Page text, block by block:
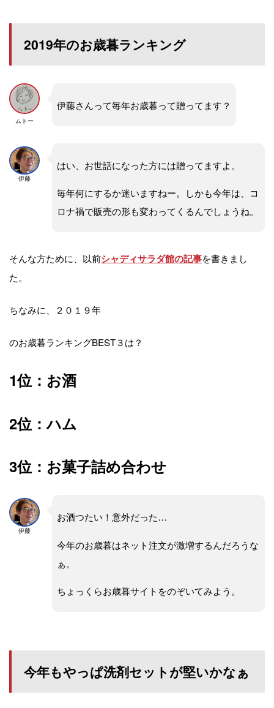
2019年のお歳暮ランキング
ムトー
伊藤さんって毎年お歳暮って贈ってます？
伊藤
はい、お世話になった方には贈ってますよ。
毎年何にするか迷いますねー。しかも今年は、コ
ロナ禍で販売の形も変わってくるんでしょうね。
そんな方ために、以前シャディサラダ館の記事を書きまし
た。
ちなみに、２０１９年
のお歳暮ランキングBEST３は？
1位：お酒
2位：ハム
3位：お菓子詰め合わせ
伊藤
お酒つたい！意外だった…
今年のお歳暮はネット注文が激増するんだろうな
ぁ。
ちょっくらお歳暮サイトをのぞいてみよう。
今年もやっぱ洗剤セットが堅いかなぁ